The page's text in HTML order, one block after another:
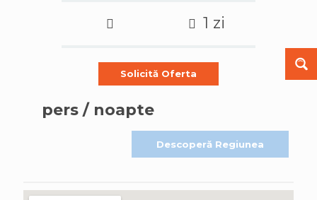
1 zi
Solicită Oferta
pers / noapte
Descoperă Regiunea